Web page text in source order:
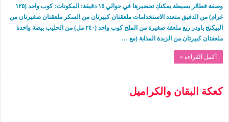
وصفة فطائر بسيطة يمكنكِ تحضيرها في حوالي ١٥ دقيقة: المكونات: كوب واحد (١٢٥
غرام) من الدقيق متعدد الاستخدامات ملعقتان كبيرتان من السكر ملعقتان صغيرتان من
البيكنج باودر ربع ملعقة صغيرة من الملح كوب واحد (٢٤٠ مل) من الحليب بيضة واحدة
ملعقتان كبيرتان من الزبدة المذابة (مع …
أكمل القراءة »
كعكة البقان والكراميل